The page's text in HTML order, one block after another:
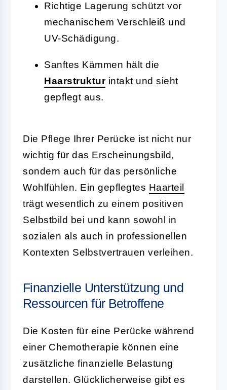
Richtige Lagerung schützt vor
mechanischem Verschleiß und
UV-Schädigung.
Sanftes Kämmen hält die
Haarstrukturintakt und sieht
gepflegt aus.
Die Pflege Ihrer Perücke ist nicht nur
wichtig für das Erscheinungsbild,
sondern auch für das persönliche
Wohlfühlen. Ein gepflegtes Haarteil
trägt wesentlich zu einem positiven
Selbstbild bei und kann sowohl in
sozialen als auch in professionellen
Kontexten Selbstvertrauen verleihen.
Finanzielle Unterstützung und
Ressourcen für Betroffene
Die Kosten für eine Perücke während
einer Chemotherapie können eine
zusätzliche finanzielle Belastung
darstellen. Glücklicherweise gibt es